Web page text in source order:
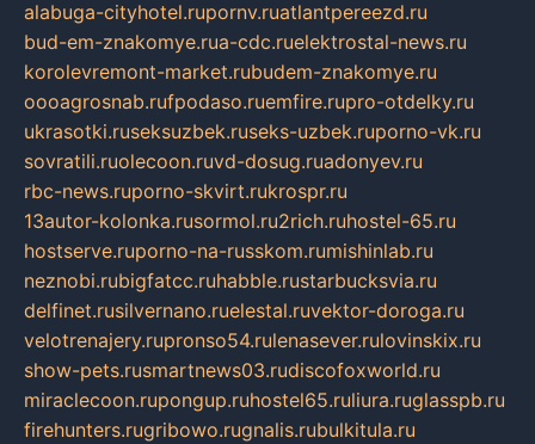
alabuga-cityhotel.rupornv.ruatlantpereezd.ru
bud-em-znakomye.rua-cdc.ruelektrostal-news.ru
korolevremont-market.rubudem-znakomye.ru
oooagrosnab.rufpodaso.ruemfire.rupro-otdelky.ru
ukrasotki.ruseksuzbek.ruseks-uzbek.ruporno-vk.ru
sovratili.ruolecoon.ruvd-dosug.ruadonyev.ru
rbc-news.ruporno-skvirt.rukrospr.ru
13autor-kolonka.rusormol.ru2rich.ruhostel-65.ru
hostserve.ruporno-na-russkom.rumishinlab.ru
neznobi.rubigfatcc.ruhabble.rustarbucksvia.ru
delfinet.rusilvernano.ruelestal.ruvektor-doroga.ru
velotrenajery.rupronso54.rulenasever.rulovinskix.ru
show-pets.rusmartnews03.rudiscofoxworld.ru
miraclecoon.rupongup.ruhostel65.ruliura.ruglasspb.ru
firehunters.rugribowo.rugnalis.rubulkitula.ru